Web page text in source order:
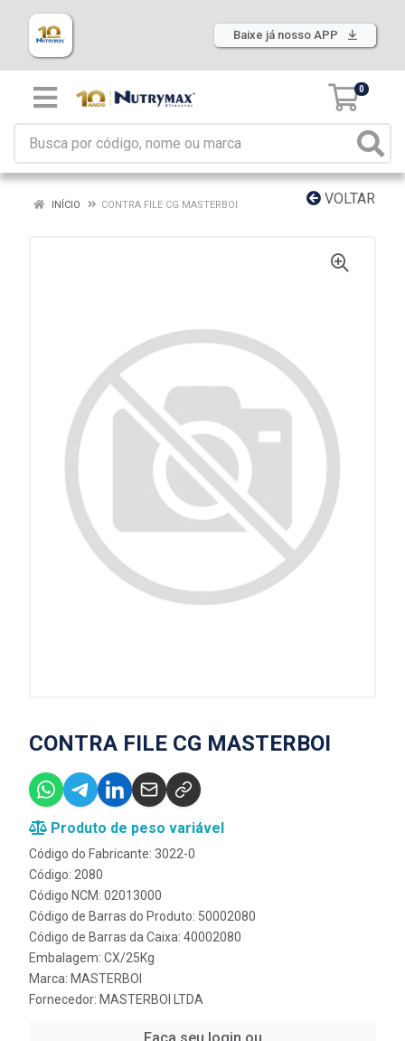
Baixe já nosso APP
0
VOLTAR
INÍCIO CONTRA FILE CG MASTERBOI
CONTRA FILE CG MASTERBOI
Produto de peso variável
Código do Fabricante: 3022-0
Código: 2080
Código NCM: 02013000
Código de Barras do Produto: 50002080
Código de Barras da Caixa: 40002080
Embalagem: CX/25Kg
Marca: MASTERBOI
Fornecedor: MASTERBOI LTDA
Faça seu login ou